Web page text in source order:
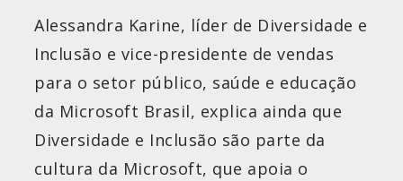
Alessandra Karine, líder de Diversidade e
Inclusão e vice-presidente de vendas
para o setor público, saúde e educação
da Microsoft Brasil, explica ainda que
Diversidade e Inclusão são parte da
cultura da Microsoft, que apoia o